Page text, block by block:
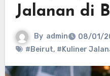
Jalanan di
By admin
08/01/
#Beirut, #Kuliner